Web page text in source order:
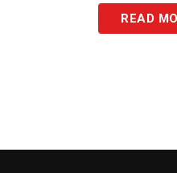
TOP NEWS
READ